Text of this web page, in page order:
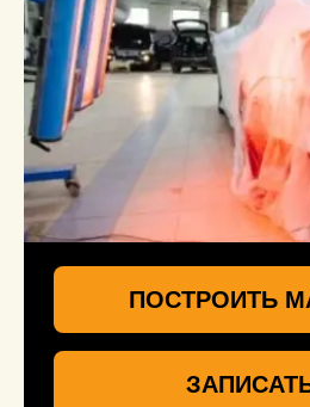
ПОСТРОИТЬ